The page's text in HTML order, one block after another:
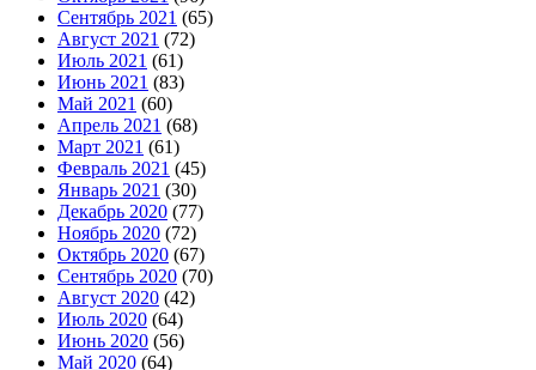
Сентябрь 2021 (65)
Август 2021 (72)
Июль 2021 (61)
Июнь 2021 (83)
Май 2021 (60)
Апрель 2021 (68)
Март 2021 (61)
Февраль 2021 (45)
Январь 2021 (30)
Декабрь 2020 (77)
Ноябрь 2020 (72)
Октябрь 2020 (67)
Сентябрь 2020 (70)
Август 2020 (42)
Июль 2020 (64)
Июнь 2020 (56)
Май 2020 (64)